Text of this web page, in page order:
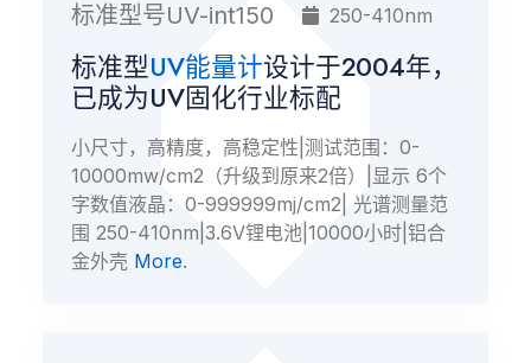
标准型号UV-int150 250-410nm
标准型UV能量计设计于2004年，
已成为UV固化行业标配
小尺寸，高精度，高稳定性|测试范围：0-
10000mw/cm2（升级到原来2倍）|显示 6个
字数值液晶：0-999999mj/cm2| 光谱测量范
围 250-410nm|3.6V锂电池|10000小时|铝合
金外壳 More.